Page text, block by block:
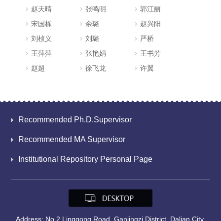
赵天晴 张鸣明
郭江丽
宋国栋
余璐
赵兴阳
刘桢义
刘璐
严桥
王萍萍
张艳娟
王书芳
赵超
徐飞龙 许翼
Recommended Ph.D.Supervisor
Recommended MA Supervisor
Institutional Repository Personal Page
Address: No.2 Linggong Road, Ganjingzi District, Dalian City,